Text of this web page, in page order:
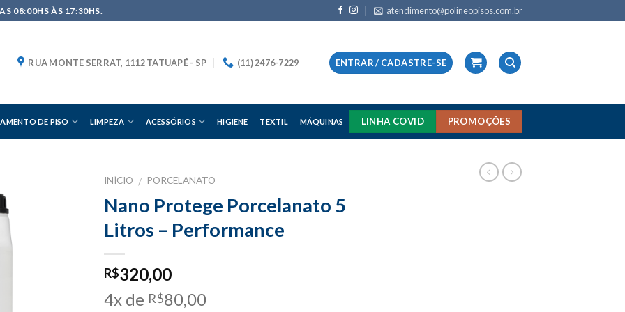
08:00HS ÀS 17:30HS. atendimento@polineopisos.com.br
RUA MONTE SERRAT, 1112 TATUAPÉ - SP (11) 2476-7229 ENTRAR / CADASTRE-SE
DE PISO LIMPEZA ACESSÓRIOS HIGIENE TÊXTIL MÁQUINAS LINHA COVID PROMOÇÕES
INÍCIO / PORCELANATO
Nano Protege Porcelanato 5
Litros – Performance
R$320,00
4x de R$80,00